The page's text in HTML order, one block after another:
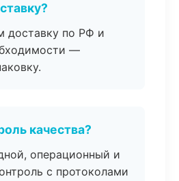
доставку по РФ и
—
качества?
операционный и
с протоколами